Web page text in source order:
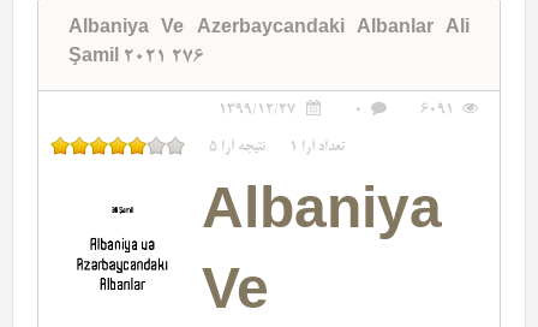
Albaniya Ve Azerbaycandaki Albanlar Ali
Şamil 2021 276
6091
0
1399/12/27
تعداد آرا 1 نتیجه آرا 5
Albaniya
Ve